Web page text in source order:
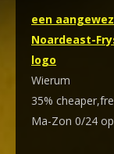
een
Noardeast-
logo
Wierum
35%
Ma-Zon 0/24